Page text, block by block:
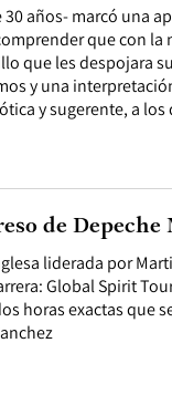
años- marcó una
que con la
que les despojara
y una
y sugerente, a los
liderada por
Global Spirit
horas exactas que
de Depeche